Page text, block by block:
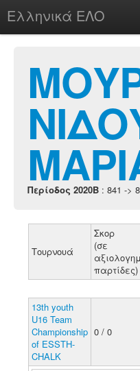
Ελληνικά ΕΛΟ
chesstu.be @ discord
Login
Περίοδος 2020B : 841 ->
Τουρνουά
Σκορ
(σε
παρτίδες)
13th youth
U16 Team
Championship
of ESSTH-
CHALK
0 / 0